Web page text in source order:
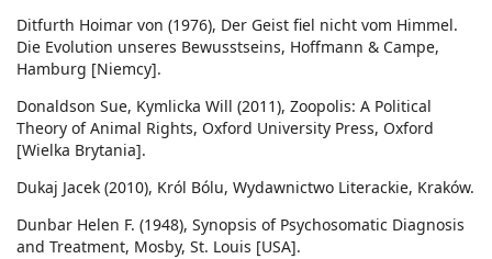
Ditfurth Hoimar von (1976), Der Geist fiel nicht vom Himmel.
Die Evolution unseres Bewusstseins, Hoffmann & Campe,
Hamburg [Niemcy].
Donaldson Sue, Kymlicka Will (2011), Zoopolis: A Political
Theory of Animal Rights, Oxford University Press, Oxford
[Wielka Brytania].
Dukaj Jacek (2010), Król Bólu, Wydawnictwo Literackie, Kraków.
Dunbar Helen F. (1948), Synopsis of Psychosomatic Diagnosis
and Treatment, Mosby, St. Louis [USA].